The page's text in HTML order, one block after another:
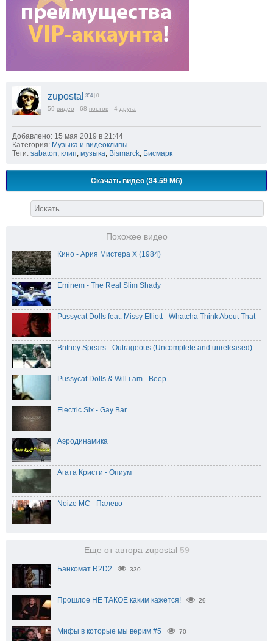
zupostal 354 | 0
59 видео 68 постов 4 друга
Добавлено: 15 мая 2019 в 21:44
Категория: Музыка и видеоклипы
Теги: sabaton, клип, музыка, Bismarck, Бисмарк
Скачать видео (34.59 Мб)
Похожее видео
Кино - Ария Мистера Х (1984)
Eminem - The Real Slim Shady
Pussycat Dolls feat. Missy Elliott - Whatcha Think About That
Britney Spears - Outrageous (Uncomplete and unreleased)
Pussycat Dolls & Will.i.am - Beep
Electric Six - Gay Bar
Аэродинамика
Агата Кристи - Опиум
Noize MC - Палево
Еще от автора zupostal 59
Банкомат R2D2 330
Прошлое НЕ ТАКОЕ каким кажется! 29
Мифы в которые мы верим #5 70